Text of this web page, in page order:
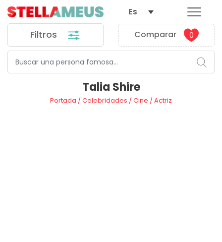
Filtros Comparar 0
Es
Talia Shire
Portada /Celebridades /Cine /Actriz